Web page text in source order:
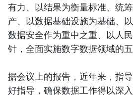
有力、以结果为衡量标准、统
产、以数据基础设施为基础、
数据安全作为重中之重、以人
针，全面实施数字数据领域的五
据会议上的报告，近年来，指
好指导，确保数据工作得以深